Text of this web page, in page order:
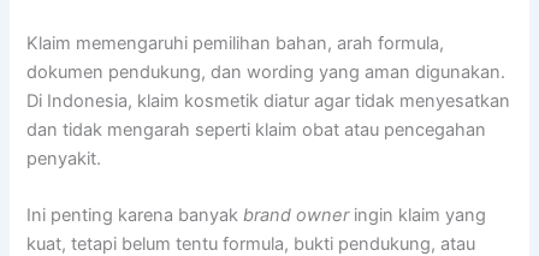
Klaim memengaruhi pemilihan bahan, arah formula,
dokumen pendukung, dan wording yang aman digunakan.
Di Indonesia, klaim kosmetik diatur agar tidak menyesatkan
dan tidak mengarah seperti klaim obat atau pencegahan
penyakit.
Ini penting karena banyakbrand owneringin klaim yang
kuat, tetapi belum tentu formula, bukti pendukung, atau